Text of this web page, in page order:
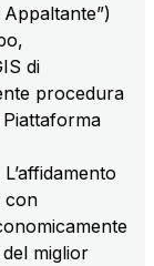
company
of
di
procedura
con
miglior